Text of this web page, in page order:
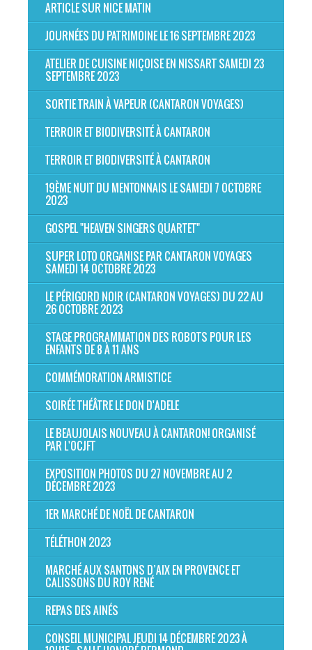
ARTICLE SUR NICE MATIN
JOURNÉES DU PATRIMOINE LE 16 SEPTEMBRE 2023
ATELIER DE CUISINE NIÇOISE EN NISSART SAMEDI 23
SEPTEMBRE 2023
SORTIE TRAIN À VAPEUR (CANTARON VOYAGES)
TERROIR ET BIODIVERSITÉ À CANTARON
TERROIR ET BIODIVERSITÉ À CANTARON
19ÈME NUIT DU MENTONNAIS LE SAMEDI 7 OCTOBRE
2023
GOSPEL "HEAVEN SINGERS QUARTET"
SUPER LOTO ORGANISE PAR CANTARON VOYAGES
SAMEDI 14 OCTOBRE 2023
LE PÉRIGORD NOIR (CANTARON VOYAGES) DU 22 AU
26 OCTOBRE 2023
STAGE PROGRAMMATION DES ROBOTS POUR LES
ENFANTS DE 8 À 11 ANS
COMMÉMORATION ARMISTICE
SOIRÉE THÉÂTRE LE DON D'ADELE
LE BEAUJOLAIS NOUVEAU À CANTARON! ORGANISÉ
PAR L'OCJFT
EXPOSITION PHOTOS DU 27 NOVEMBRE AU 2
DÉCEMBRE 2023
1ER MARCHÉ DE NOËL DE CANTARON
TÉLÉTHON 2023
MARCHÉ AUX SANTONS D’AIX EN PROVENCE ET
CALISSONS DU ROY RENÉ
REPAS DES AINÉS
CONSEIL MUNICIPAL JEUDI 14 DÉCEMBRE 2023 À